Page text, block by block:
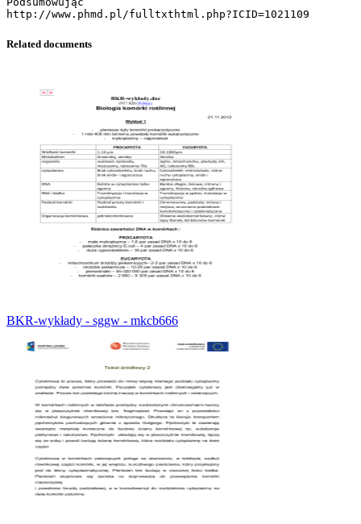
Related documents
BKR-wykłady - sggw - mkcb666